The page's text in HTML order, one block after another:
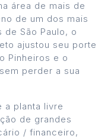
área de mais de
de um dos mais
São Paulo, o
ajustou seu porte
Pinheiros e o
perder a sua
a planta livre
de grandes
/ financeiro,